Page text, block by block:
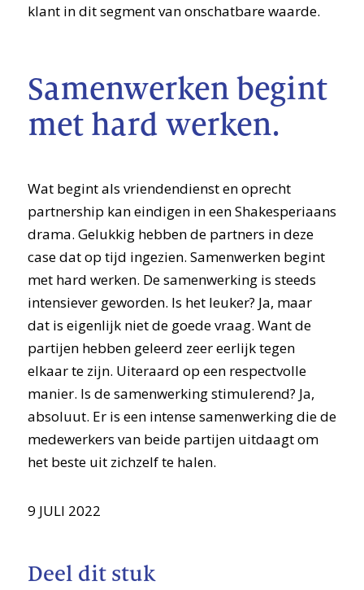
klant in dit segment van onschatbare waarde.
Samenwerken begint
met hard werken.
Wat begint als vriendendienst en oprecht
partnership kan eindigen in een Shakesperiaans
drama. Gelukkig hebben de partners in deze
case dat op tijd ingezien. Samenwerken begint
met hard werken. De samenwerking is steeds
intensiever geworden. Is het leuker? Ja, maar
dat is eigenlijk niet de goede vraag. Want de
partijen hebben geleerd zeer eerlijk tegen
elkaar te zijn. Uiteraard op een respectvolle
manier. Is de samenwerking stimulerend? Ja,
absoluut. Er is een intense samenwerking die de
medewerkers van beide partijen uitdaagt om
het beste uit zichzelf te halen.
9 JULI 2022
Deel dit stuk